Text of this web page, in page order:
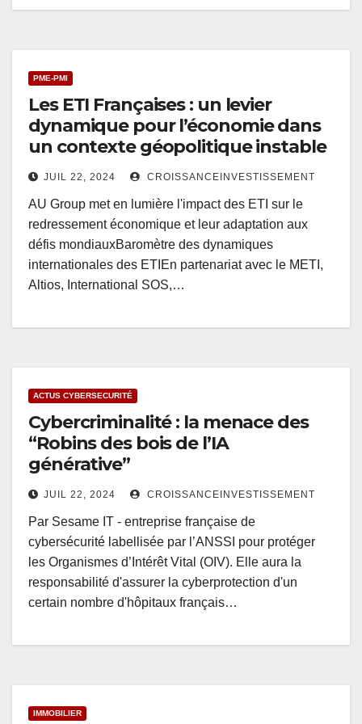
PME-PMI
Les ETI Françaises : un levier
dynamique pour l’économie dans
un contexte géopolitique instable
JUIL 22, 2024 CROISSANCEINVESTISSEMENT
AU Group met en lumière l'impact des ETI sur le
redressement économique et leur adaptation aux
défis mondiauxBaromètre des dynamiques
internationales des ETIEn partenariat avec le METI,
Altios, International SOS,…
ACTUS CYBERSECURITÉ
Cybercriminalité : la menace des
“Robins des bois de l’IA
générative”
JUIL 22, 2024 CROISSANCEINVESTISSEMENT
Par Sesame IT - entreprise française de
cybersécurité labellisée par l’ANSSI pour protéger
les Organismes d’Intérêt Vital (OIV). Elle aura la
responsabilité d'assurer la cyberprotection d'un
certain nombre d'hôpitaux français…
IMMOBILIER